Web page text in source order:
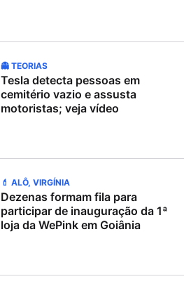
👻 TEORIAS
Tesla detecta pessoas em
cemitério vazio e assusta
motoristas; veja vídeo
💄 ALÔ, VIRGÍNIA
Dezenas formam fila para
participar de inauguração da 1ª
loja da WePink em Goiânia